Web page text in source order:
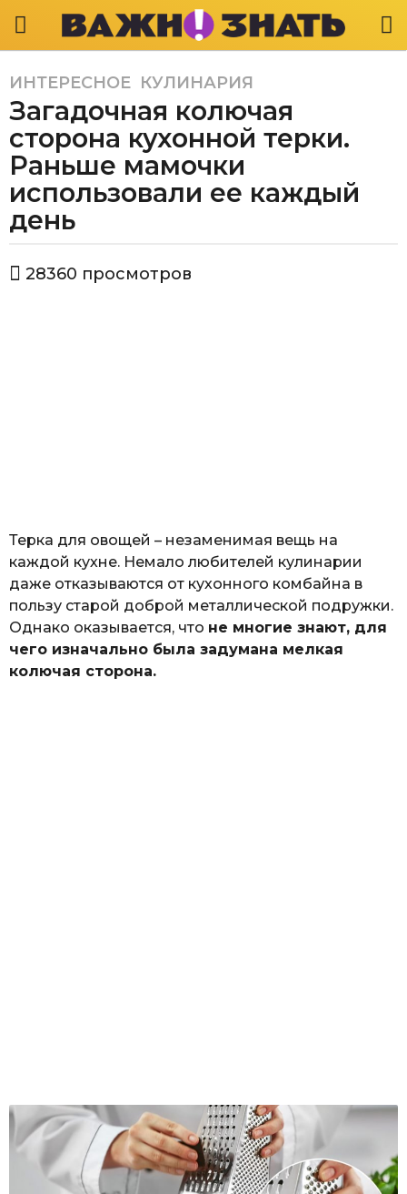
5
л
т
a
g
o
5
е
ИНТЕРЕСНОЕ ,КУЛИНАРИЯ
Загадочная колючая
сторона кухонной терки.
Раньше мамочки
использовали ее каждый
день
в
28360 просмотров
Терка для овощей – незаменимая вещь на
каждой кухне. Немало любителей кулинарии
даже отказываются от кухонного комбайна в
пользу старой доброй металлической подружки.
Однако оказывается, что не многие знают, для
чего изначально была задумана мелкая
колючая сторона.